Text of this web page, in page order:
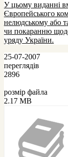
У цьому виданні
Європейського
нелюдському або
чи покаранню щодо
уряду України.
25-07-2007
переглядів
2896
розмір файла
2.17 MB